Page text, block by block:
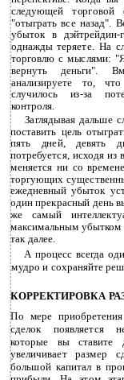
следующей
"отыграть все назад".
убыток в
однажды теряете. На
торговлю с мыслями:
вернуть деньги".
анализируете то,
случилось из-за
контроля.
Заглядывая дальше
поставить цель
пять дней, девять
потребуется, исходя из
меняется ни со
торгующих
ежедневный убыток
один прекрасный день
же самый
максимальным убытком
так далее.
А процесс всегда
мудро и сохраняйте
КОРРЕКТИРОВКА
По мере
сделок появляется
которые вы ставите
увеличивает размер
большой капитал в